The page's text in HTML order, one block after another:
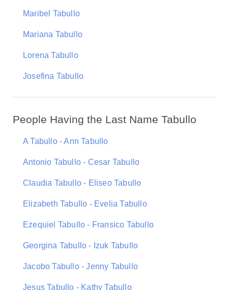
Maribel Tabullo
Mariana Tabullo
Lorena Tabullo
Josefina Tabullo
People Having the Last Name Tabullo
A Tabullo - Ann Tabullo
Antonio Tabullo - Cesar Tabullo
Claudia Tabullo - Eliseo Tabullo
Elizabeth Tabullo - Evelia Tabullo
Ezequiel Tabullo - Fransico Tabullo
Georgina Tabullo - Izuk Tabullo
Jacobo Tabullo - Jenny Tabullo
Jesus Tabullo - Kathy Tabullo